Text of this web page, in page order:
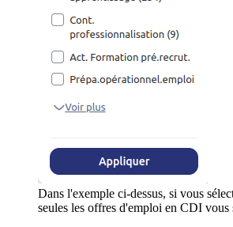
Dans l'exemple ci-dessus, si vous
seules les offres d'emploi en CDI vous